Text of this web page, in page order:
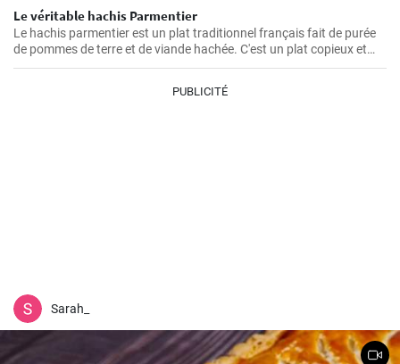
Le véritable hachis Parmentier
Le hachis parmentier est un plat traditionnel français fait de purée
de pommes de terre et de viande hachée. C'est un plat copieux et
réconfortant, parfait pour les soirées d'hiver.
PUBLICITÉ
Sarah_